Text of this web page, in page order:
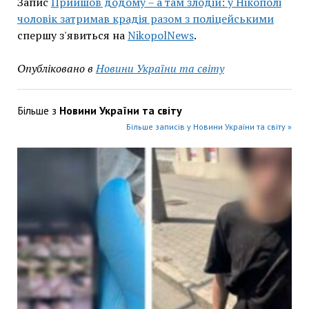
чоловік затримав крадія разом з поліцейськими
спершу з'явиться наNikopolNews.
Опубліковано в Новини України та світу
Більше з Новини України та світу
Більше записів у Новини України та світу »